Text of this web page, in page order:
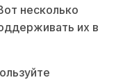
несколько
их в